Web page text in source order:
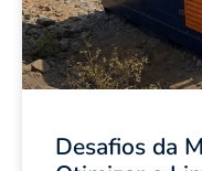
Desafios da